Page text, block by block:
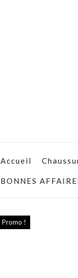
Accueil
BONNES
Promo !